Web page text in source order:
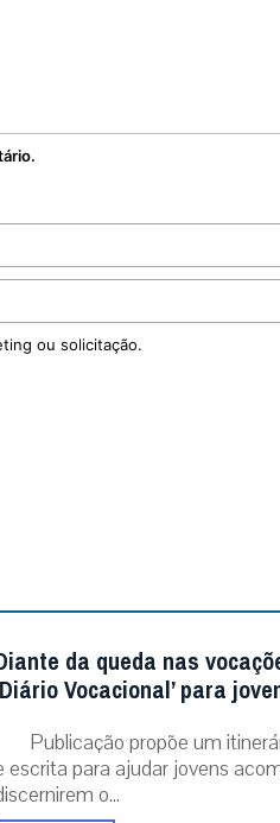
ou solicitação.
da queda nas
Vocacional’ para
Publicação propõe um
escrita para ajudar jovens
o...